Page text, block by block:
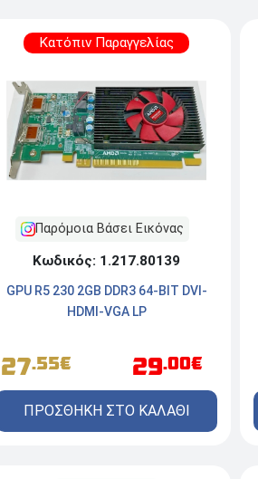
Κατόπιν Παραγγελίας
Παρόμοια Βάσει Εικόνας
Κωδικός: 1.217.80139
GPU R5 230 2GB DDR3 64-BIT DVI-
HDMI-VGA LP
27.55€ 29.00€
ΠΡΟΣΘΗΚΗ ΣΤΟ ΚΑΛΑΘΙ